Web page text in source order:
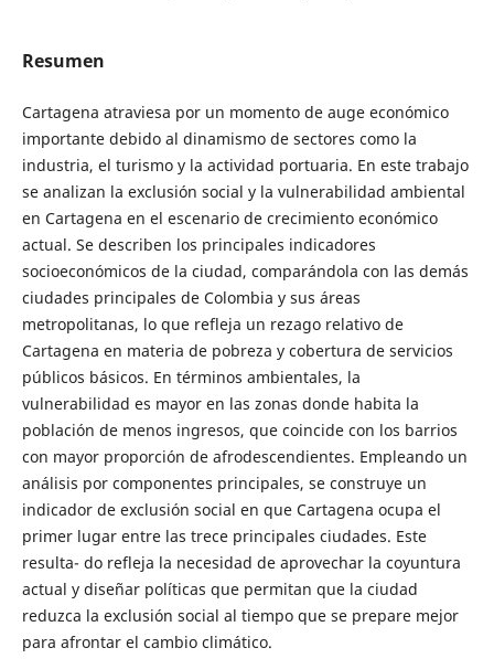
Resumen
Cartagena atraviesa por un momento de auge económico
importante debido al dinamismo de sectores como la
industria, el turismo y la actividad portuaria. En este trabajo
se analizan la exclusión social y la vulnerabilidad ambiental
en Cartagena en el escenario de crecimiento económico
actual. Se describen los principales indicadores
socioeconómicos de la ciudad, comparándola con las demás
ciudades principales de Colombia y sus áreas
metropolitanas, lo que refleja un rezago relativo de
Cartagena en materia de pobreza y cobertura de servicios
públicos básicos. En términos ambientales, la
vulnerabilidad es mayor en las zonas donde habita la
población de menos ingresos, que coincide con los barrios
con mayor proporción de afrodescendientes. Empleando un
análisis por componentes principales, se construye un
indicador de exclusión social en que Cartagena ocupa el
primer lugar entre las trece principales ciudades. Este
resulta- do refleja la necesidad de aprovechar la coyuntura
actual y diseñar políticas que permitan que la ciudad
reduzca la exclusión social al tiempo que se prepare mejor
para afrontar el cambio climático.